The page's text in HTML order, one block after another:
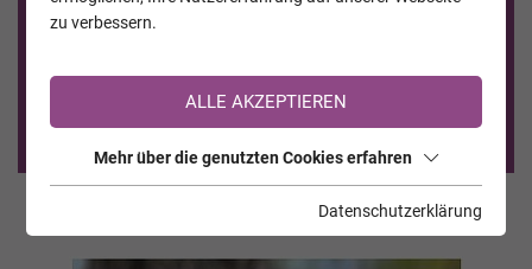
Registrierung auf TrauerHilfe.it
Sie sind noch nicht auf TrauerHilfe.it registriert?
>> zur kostenlosen Registrierung <<
zu verbessern.
ALLE AKZEPTIEREN
Mehr über die genutzten Cookies erfahren
Datenschutzerklärung